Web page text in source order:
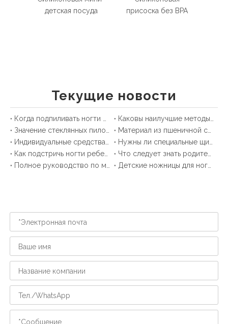
детская посуда
присоска без BPA
Текущие новости
Когда подпиливать ногти ребенку?
Каковы наилучшие методы поддержания здоровья ногтей ребенка между стрижками?
Значение стеклянных пилочек для ухода за ногтями младенцев
Материал из пшеничной соломы в детских товарах: всесторонний обзор
Индивидуальные средства по уходу за ногтями у детей: подробное руководство
Нужны ли специальные щипчики для ногтей для младенцев?
Как подстричь ногти ребенку: подробное руководство
Что следует знать родителям о наборах детских щипчиков для ногтей?
Полное руководство по машинкам для стрижки детей: безопасность, обзоры и советы
Детские ножницы для ногтей OEM в Китае